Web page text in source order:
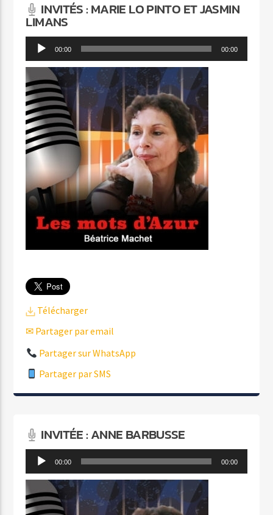
INVITÉS : MARIE LO PINTO ET JASMIN
LIMANS
Lecteur 00:00 00:00
Télécharger
✉ Partager par email
Partager sur WhatsApp
Partager par SMS
INVITÉE : ANNE BARBUSSE
Lecteur 00:00 00:00